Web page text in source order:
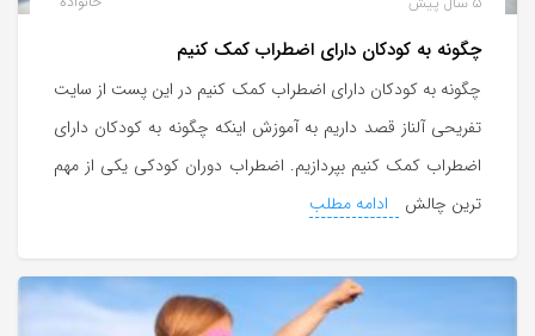
چگونه به کودکان دارای اضطراب کمک کنیم
چگونه به کودکان دارای اضطراب کمک کنیم در این پست از سایت
تفریحی آلناز قصد داریم به آموزش اینکه چگونه به کودکان دارای
اضطراب کمک کنیم بپردازیم. اضطراب دوران کودکی یکی از مهم
ترین چالش
ادامه مطلب